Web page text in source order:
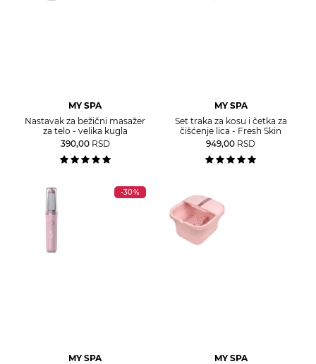
MY SPA
Nastavak za bežični masažer
za telo - velika kugla
390,00 RSD
MY SPA
Set traka za kosu i četka za
čišćenje lica - Fresh Skin
949,00 RSD
-30%
MY SPA
MY SPA